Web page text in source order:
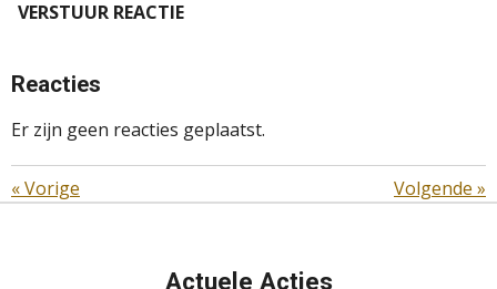
VERSTUUR REACTIE
Reacties
Er zijn geen reacties geplaatst.
«Vorige Volgende »
Actuele Acties